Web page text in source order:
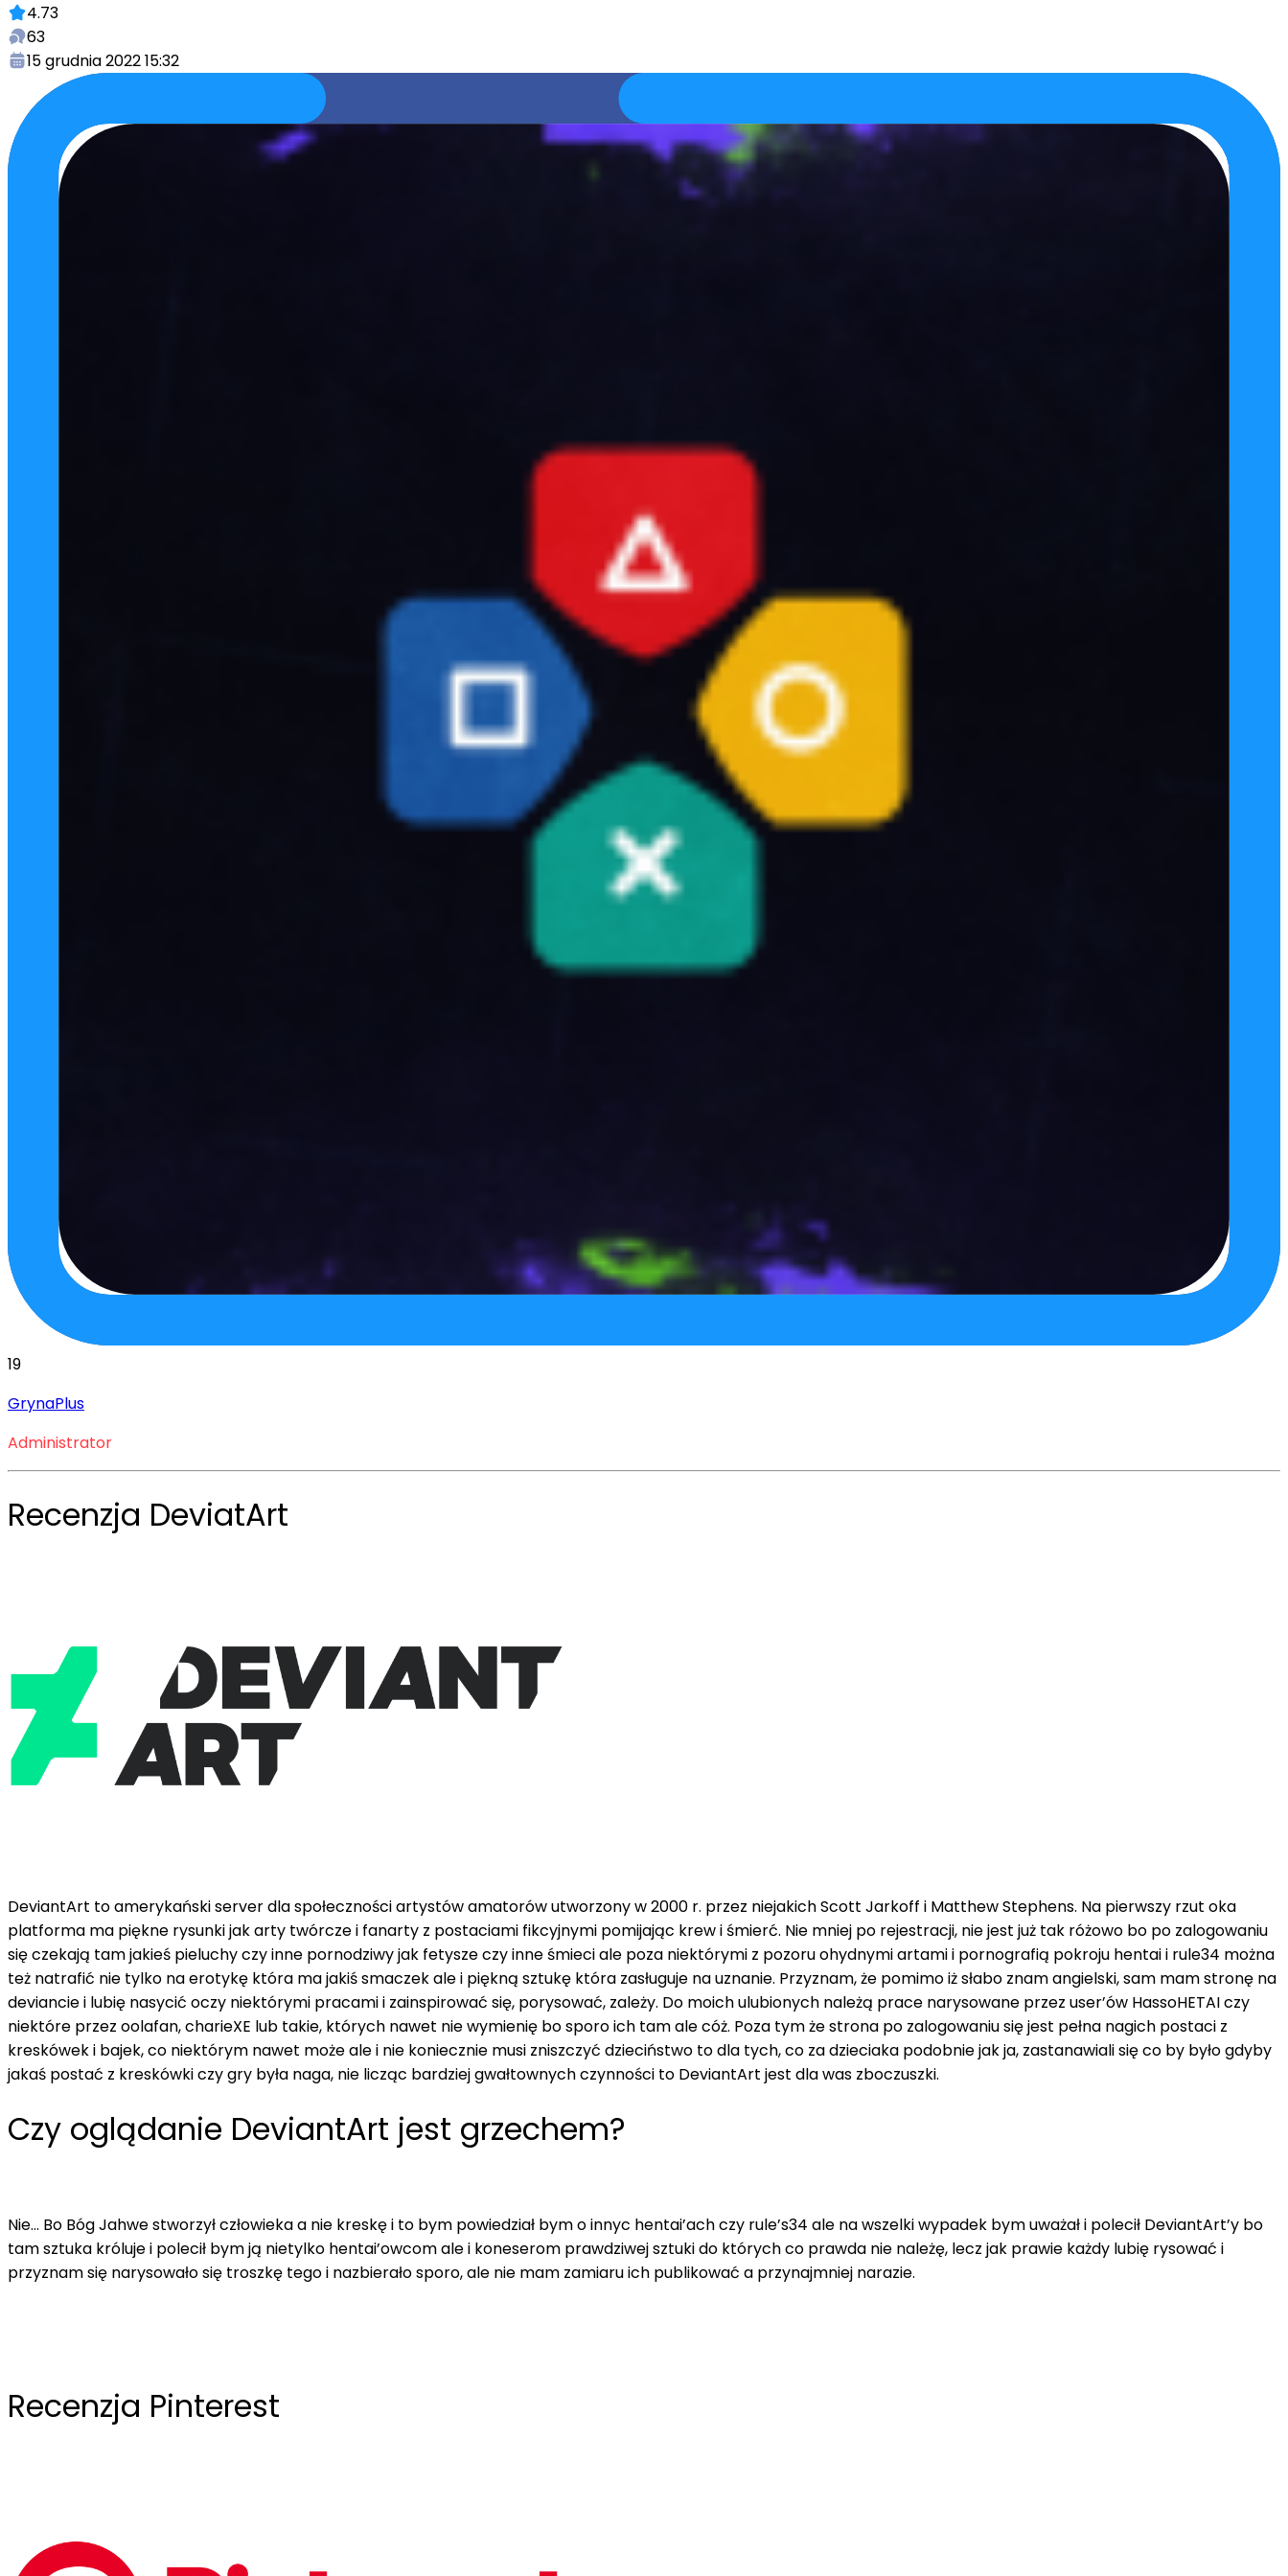
4.73
63
15 grudnia 2022 15:32
19
GrynaPlus
Administrator
Recenzja DeviatArt
DeviantArt to amerykański server dla społeczności artystów amatorów utworzony w 2000 r. przez niejakichScott Jarkoff i Matthew Stephens. Na pierwszy rzut oka
platforma ma piękne rysunki jak arty twórcze i fanarty z postaciami fikcyjnymi pomijając krew i śmierć. Nie mniej po rejestracji, nie jest już tak różowo bo po zalogowaniu
się czekają tam jakieś pieluchy czy inne pornodziwy jak fetysze czy inne śmieci ale poza niektórymi z pozoru ohydnymi artami i pornografią pokroju hentai i rule34 można
też natrafić nie tylko na erotykę która ma jakiś smaczek ale i piękną sztukę która zasługuje na uznanie. Przyznam, że pomimo iż słabo znam angielski, sam mam stronę na
deviancie i lubię nasycić oczy niektórymi pracami i zainspirować się, porysować, zależy. Do moich ulubionych należą prace narysowane przez user’ów HassoHETAI czy
niektóre przez oolafan, charieXE lub takie, których nawet nie wymienię bo sporo ich tam ale cóż. Poza tym że strona po zalogowaniu się jest pełna nagich postaci z
kreskówek i bajek, co niektórym nawet może ale i nie koniecznie musi zniszczyć dzieciństwo to dla tych, co za dzieciaka podobnie jak ja, zastanawiali się co by było gdyby
jakaś postać z kreskówki czy gry była naga, nie licząc bardziej gwałtownych czynności to DeviantArt jest dla was zboczuszki.
Czy oglądanie DeviantArt jest grzechem?
Nie… Bo Bóg Jahwe stworzył człowieka a nie kreskę i to bym powiedział bym o innyc hentai’ach czy rule’s34 ale na wszelki wypadek bym uważał i polecił DeviantArt’y bo
tam sztuka króluje i polecił bym ją nietylko hentai’owcom ale i koneserom prawdziwej sztuki do których co prawda nie należę, lecz jak prawie każdy lubię rysować i
przyznam się narysowało się troszkę tego i nazbierało sporo, ale nie mam zamiaru ich publikować a przynajmniej narazie.
Recenzja Pinterest